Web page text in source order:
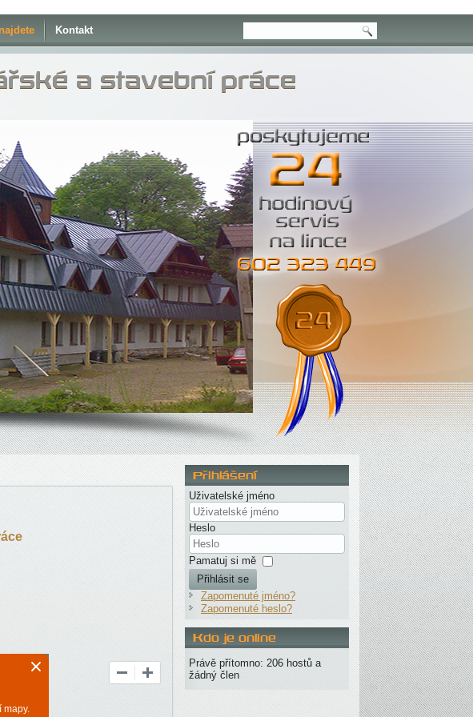
a stavební práce
Kontakt
Přihlášení
Uživatelské jméno
Heslo
Pamatuj si mě
Přihlásit se
Zapomenuté jméno?
Zapomenuté heslo?
Kdo je online
Právě přítomno: 206 hostů a
žádný člen